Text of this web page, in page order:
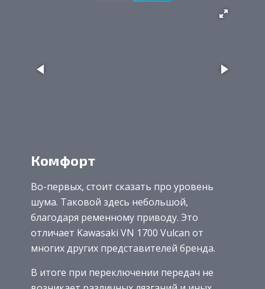
Комфорт
Во-первых, стоит сказать про уровень
шума. Таковой здесь небольшой,
благодаря ременному приводу. Это
отличает Kawasaki VN 1700 Vulcan от
многих других представителей бренда.
В итоге при переключении передач не